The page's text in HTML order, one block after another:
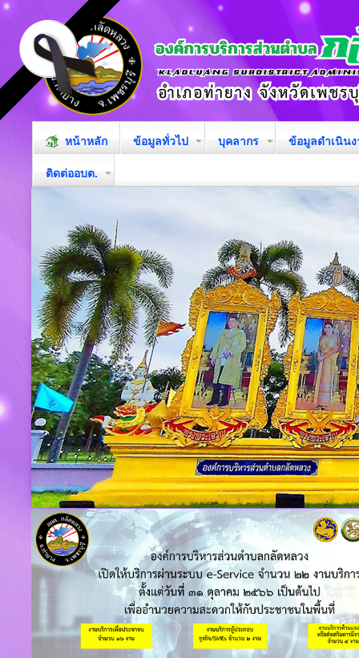
หน้าหลัก ข้อมูลทั่วไป บุคลากร ข้อมูลดำเนิน
ติดต่ออบต.